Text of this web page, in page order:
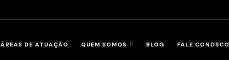
ÁREAS DE ATUAÇÃO QUEM SOMOS BLOG FALE CONOSCO